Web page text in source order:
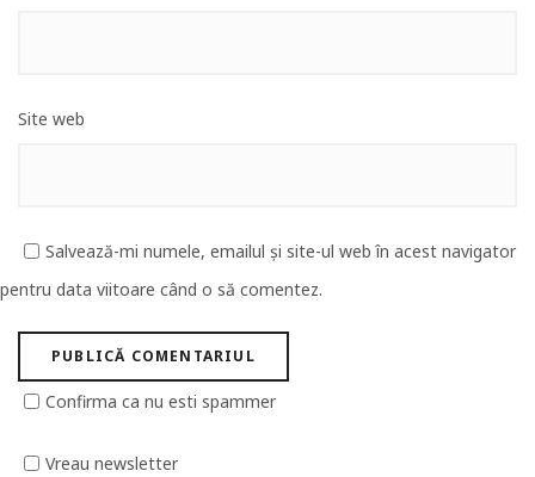
Site web
Salvează-mi numele, emailul și site-ul web în acest navigator
pentru data viitoare când o să comentez.
Confirma ca nu esti spammer
Vreau newsletter